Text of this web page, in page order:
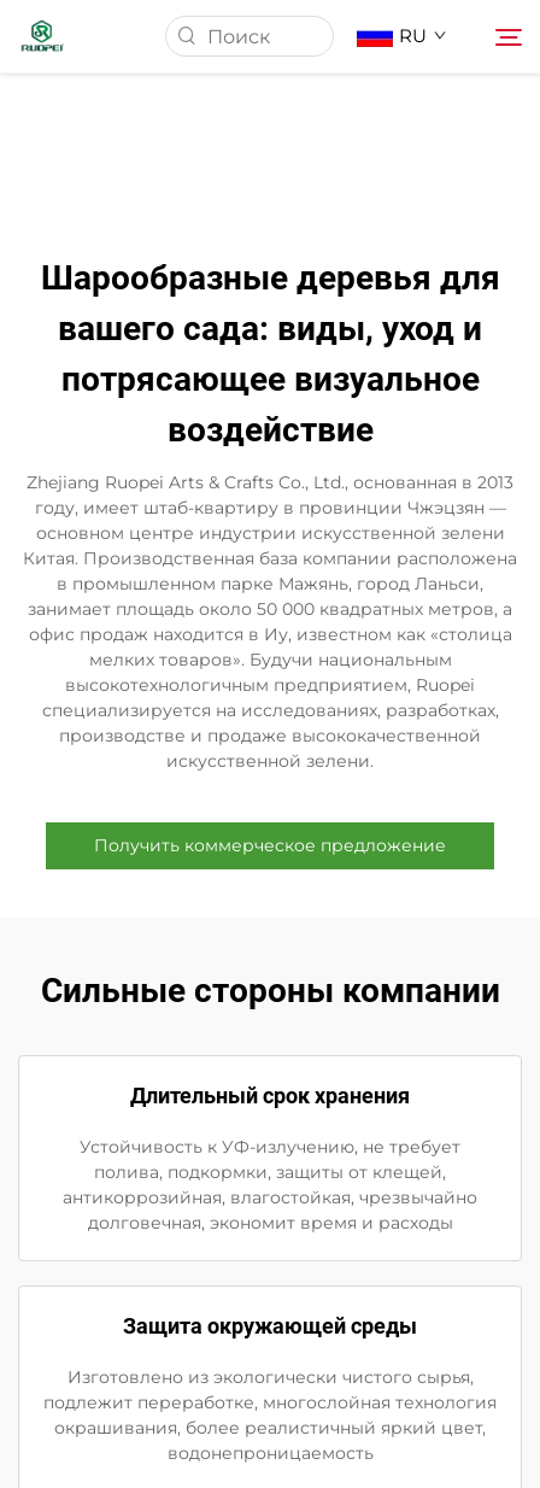
RU
Новости
Контакт
Шарообразные деревья для
вашего сада: виды, уход и
потрясающее визуальное
воздействие
Zhejiang Ruopei Arts & Crafts Co., Ltd., основанная в 2013
году, имеет штаб-квартиру в провинции Чжэцзян —
основном центре индустрии искусственной зелени
Китая. Производственная база компании расположена
в промышленном парке Мажянь, город Ланьси,
занимает площадь около 50 000 квадратных метров, а
офис продаж находится в Иу, известном как «столица
мелких товаров». Будучи национальным
высокотехнологичным предприятием, Ruopei
специализируется на исследованиях, разработках,
производстве и продаже высококачественной
искусственной зелени.
Получить коммерческое предложение
Сильные стороны компании
Длительный срок хранения
Устойчивость к УФ-излучению, не требует
полива, подкормки, защиты от клещей,
антикоррозийная, влагостойкая, чрезвычайно
долговечная, экономит время и расходы
Защита окружающей среды
Изготовлено из экологически чистого сырья,
подлежит переработке, многослойная технология
окрашивания, более реалистичный яркий цвет,
водонепроницаемость